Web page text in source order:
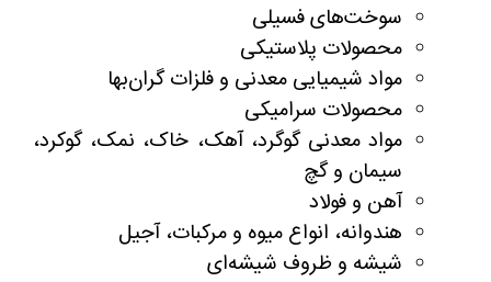
سوخت‌های فسیلی
محصولات پلاستیکی
مواد شیمیایی معدنی و فلزات گران‌بها
محصولات سرامیکی
مواد معدنی گوگرد، آهک، خاک، نمک، گوکرد،
سیمان و گچ
آهن و فولاد
هندوانه، انواع میوه و مرکبات، آجیل
شیشه و ظروف شیشه‌ای